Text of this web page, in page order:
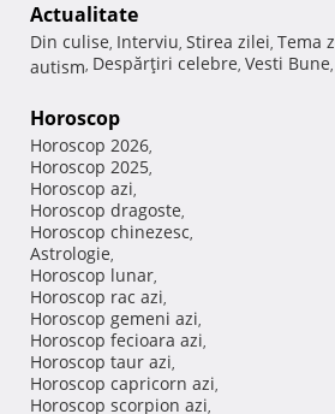
Actualitate
Din culise, Interviu, Stirea zilei, Tema
autism, Despărţiri celebre, Vesti Bune,
Horoscop
Horoscop 2026,
Horoscop 2025,
Horoscop azi,
Horoscop dragoste,
Horoscop chinezesc,
Astrologie,
Horoscop lunar,
Horoscop rac azi,
Horoscop gemeni azi,
Horoscop fecioara azi,
Horoscop taur azi,
Horoscop capricorn azi,
Horoscop scorpion azi,